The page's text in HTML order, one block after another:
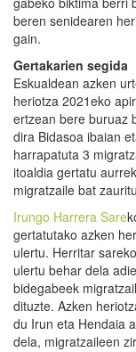
beren senidearen
gain.
Gertakarien segida
Eskualdean azken
heriotza 2021eko
ertzean bere buruaz
dira Bidasoa ibaian
harrapatuta 3
itoaldia gertatu
migratzaile bat
Irungo Harrera Sare
gertatutako azken
ulertu. Herritar
ulertu behar dela
bidegabeek
dituzte. Azken
du Irun eta Hendaia
dela, migratzaileen